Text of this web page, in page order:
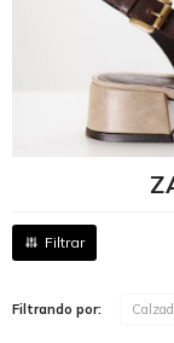
Filtrando por: